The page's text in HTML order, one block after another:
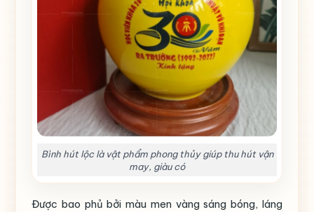
Bình hút lộc là vật phẩm phong thủy giúp thu hút vận
may, giàu có
Được bao phủ bởi màu men vàng sáng bóng, láng